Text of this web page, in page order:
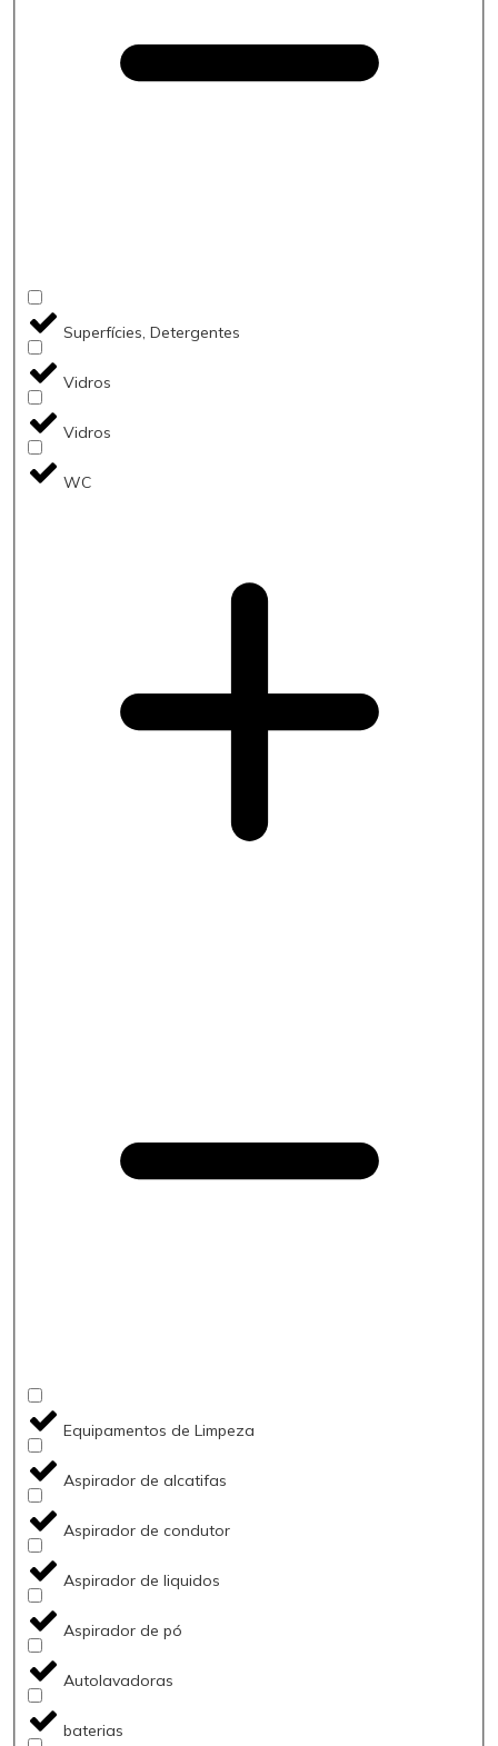
Superfícies, Detergentes
Vidros
Vidros
WC
Equipamentos de Limpeza
Aspirador de alcatifas
Aspirador de condutor
Aspirador de liquidos
Aspirador de pó
Autolavadoras
baterias